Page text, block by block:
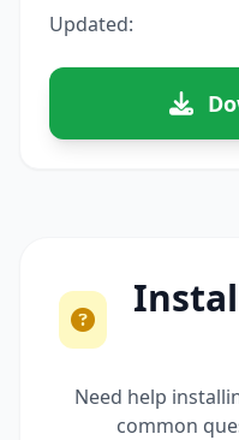
Updated:
Need help
common